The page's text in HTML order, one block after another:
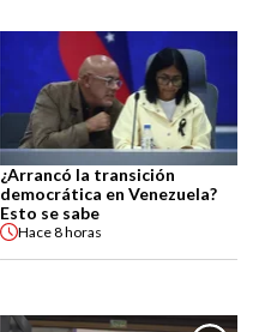
¿Arrancó la transición
democrática en Venezuela?
Esto se sabe
Hace8 horas